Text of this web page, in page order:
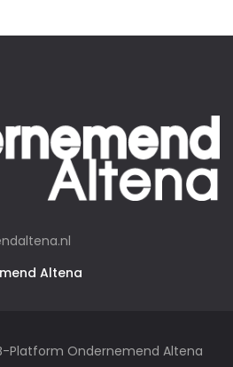
Altena
Platform Ondernemend Altena